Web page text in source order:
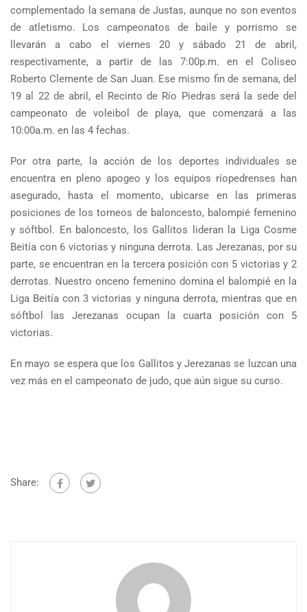
complementado la semana de Justas, aunque no son eventos
de atletismo. Los campeonatos de baile y porrismo se
llevarán a cabo el viernes 20 y sábado 21 de abril,
respectivamente, a partir de las 7:00p.m. en el Coliseo
Roberto Clemente de San Juan. Ese mismo fin de semana, del
19 al 22 de abril, el Recinto de Río Piedras será la sede del
campeonato de voleibol de playa, que comenzará a las
10:00a.m. en las 4 fechas.
Por otra parte, la acción de los deportes individuales se
encuentra en pleno apogeo y los equipos ríopedrenses han
asegurado, hasta el momento, ubicarse en las primeras
posiciones de los torneos de baloncesto, balompié femenino
y sóftbol. En baloncesto, los Gallitos lideran la Liga Cosme
Beitía con 6 victorias y ninguna derrota. Las Jerezanas, por su
parte, se encuentran en la tercera posición con 5 victorias y 2
derrotas. Nuestro onceno femenino domina el balompié en la
Liga Beitía con 3 victorias y ninguna derrota, mientras que en
sóftbol las Jerezanas ocupan la cuarta posición con 5
victorias.
En mayo se espera que los Gallitos y Jerezanas se luzcan una
vez más en el campeonato de judo, que aún sigue su curso.
Share: